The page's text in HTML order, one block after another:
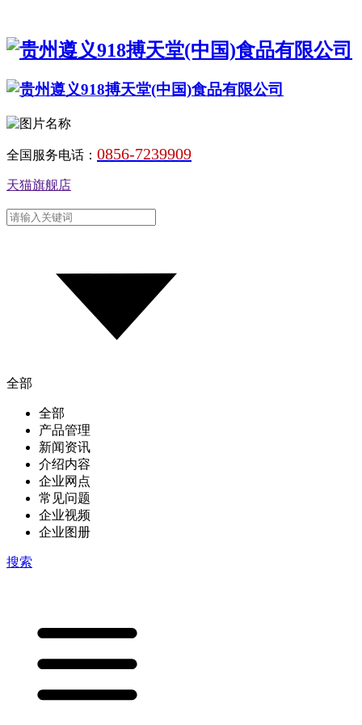
全国服务电话： 0856-7239909
天猫旗舰店
全部
全部
产品管理
新闻资讯
介绍内容
企业网点
常见问题
企业视频
企业图册
搜索